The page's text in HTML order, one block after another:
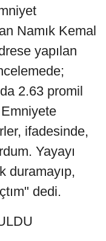
Namık Kemal
yapılan
2.63 promil
ifadesinde,
Yayayı
duramayıp,
dedi.